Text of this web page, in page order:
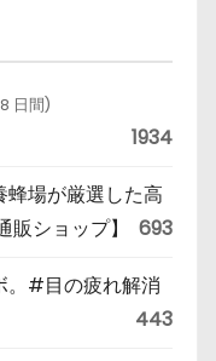
日間)
1934
場が厳選した高
ショップ】
693
。#目の疲れ解消
443